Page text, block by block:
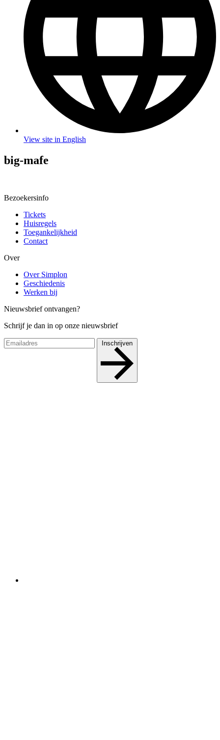
View site in English
big-mafe
Bezoekersinfo
Tickets
Huisregels
Toegankelijkheid
Contact
Over
Over Simplon
Geschiedenis
Werken bij
Nieuwsbrief ontvangen?
Schrijf je dan in op onze nieuwsbrief
Inschrijven